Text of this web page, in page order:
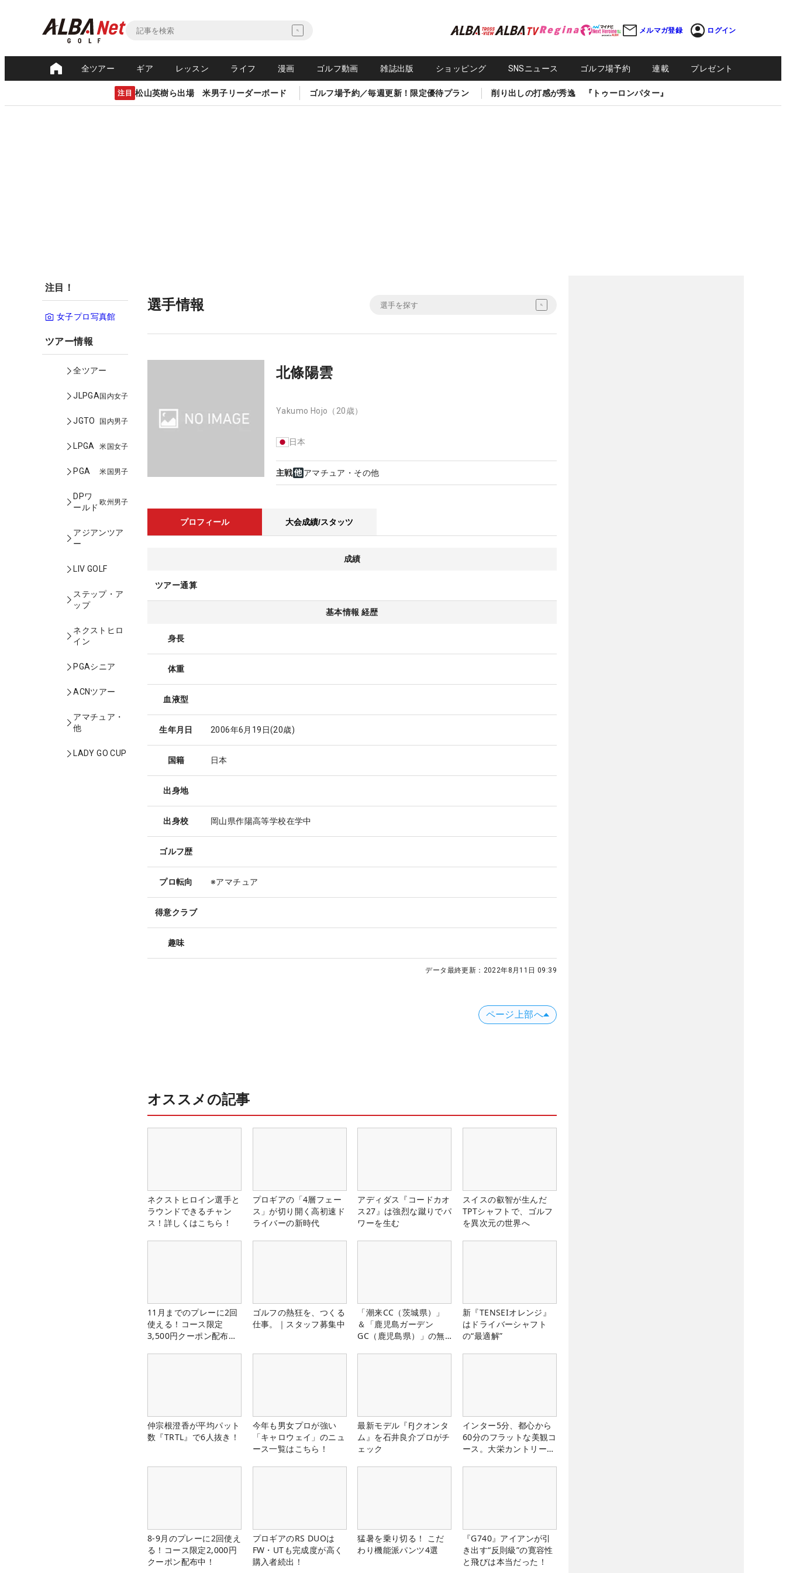
メルマガ登録 ログイン
全ツアー ギア レッスン ライフ 漫画 ゴルフ動画 雑誌出版 ショッピング SNSニュース ゴルフ場予約 連載 プレゼント
注目 松山英樹ら出場 米男子リーダーボード ゴルフ場予約／毎週更新！限定優待プラン 削り出しの打感が秀逸 『トゥーロンパター』
注目！
女子プロ写真館
ツアー情報
全ツアー
JLPGA国内女子
JGTO 国内男子
LPGA 米国女子
PGA 米国男子
DPワ
ールド
欧州男子
アジアンツア
ー
LIV GOLF
ステップ・ア
ップ
ネクストヒロ
イン
PGAシニア
ACNツアー
アマチュア・
他
LADY GO CUP
選手情報
北條陽雲
Yakumo Hojo （20歳）
日本
主戦 アマチュア・その他
プロフィール 大会成績/スタッツ
成績
ツアー通算
基本情報 経歴
身長
体重
血液型
生年月日 2006年6月19日(20歳)
国籍 日本
出身地
出身校 岡山県作陽高等学校在学中
ゴルフ歴
プロ転向 ※アマチュア
得意クラブ
趣味
データ最終更新： 2022年8月11日 09:39
ページ上部へ
オススメの記事
ネクストヒロイン選手と
ラウンドできるチャン
ス！詳しくはこちら！
プロギアの「4層フェー
ス」が切り開く高初速ド
ライバーの新時代
アディダス『コードカオ
ス27』は強烈な蹴りでパ
ワーを生む
スイスの叡智が生んだ
TPTシャフトで、ゴルフ
を異次元の世界へ
11月までのプレーに2回
使える！コース限定
3,500円クーポン配布
ゴルフの熱狂を、つくる
仕事。｜スタッフ募集中
「潮来CC（茨城県）」
＆「鹿児島ガーデン
GC（鹿児島県）」の無
新『TENSEIオレンジ』
はドライバーシャフト
の“最適解”
仲宗根澄香が平均パット
数『TRTL』で6人抜き！
今年も男女プロが強い
「キャロウェイ」のニュ
ース一覧はこちら！
最新モデル『FJクオンタ
ム』を石井良介プロがチ
ェック
インター5分、都心から
60分のフラットな美観コ
ース。大栄カントリー俱
8-9月のプレーに2回使え
る！コース限定2,000円
クーポン配布中！
プロギアのRS DUOは
FW・UTも完成度が高く
購入者続出！
猛暑を乗り切る！ こだ
わり機能派パンツ4選
『G740』アイアンが引
き出す“反則級”の寛容性
と飛びは本当だった！